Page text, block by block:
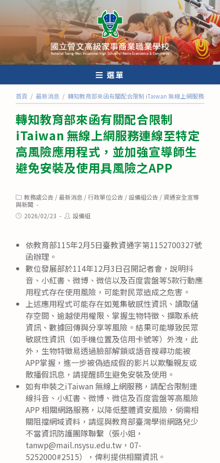
內
選單
首頁 / 最新消息 / 轉知教育部來函有關配合限制 iTaiwan 無線上網服務連線
轉知教育部來函有關配合限制
iTaiwan 無線上網服務連線至特定
高風險應用程式，並加強宣導師生
避免安裝及使用具風險之APP
Post
category:
教務處公告 /最新消息 /行政單位公告 /設備組公告 /資通安全宣導
與新聞
Post2026/02/23
Post設備組
依教育部115年2月5日臺教資通字第1152700327號
函辦理。
數位發展部於114年12月3日召開記者會，說明抖
音、小紅書、微博、微信以及百度雲盤等5款行動應
用程式存在使用風險，可能對民眾造成之危害。
上述應用程式可能存在如蒐集敏感性資訊、讀取儲
存空間、逾越使用權限、掌握生物特徵、擷取系統
資訊、數據回傳與分享等風險。結果可能導致民眾
敏感性資訊（如手機位置及信用卡號等）外洩，此
外，生物特徵易透過臉部解鎖或語音搜尋功能被
APP掌握，進一步被偽造成假的影片以欺騙親友或
散播假訊息，請提醒師生避免安裝及使用。
如有申裝之iTaiwan 無線上網服務，請配合限制連
線抖音、小紅書、微博、微信及百度雲盤等高風險
APP 相關網路服務，以降低整體資安風險，倘需相
關阻擋網域資料，請逕與教育部臺灣學術網路兒少
不當資訊防護團隊聯繫（張小姐，
tanwp@mail.nsysu.edu.tw，07-
5252000#2515），俾利提供相關資訊。